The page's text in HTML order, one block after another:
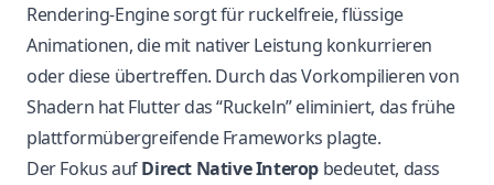
Rendering-Engine sorgt für ruckelfreie, flüssige
Animationen, die mit nativer Leistung konkurrieren
oder diese übertreffen. Durch das Vorkompilieren von
Shadern hat Flutter das “Ruckeln” eliminiert, das frühe
plattformübergreifende Frameworks plagte.
Der Fokus aufDirect Native Interop bedeutet, dass